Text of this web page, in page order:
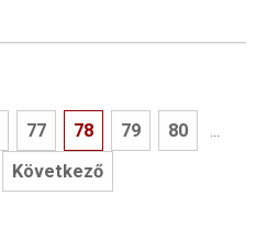
77 78 79 80 ...
Következő